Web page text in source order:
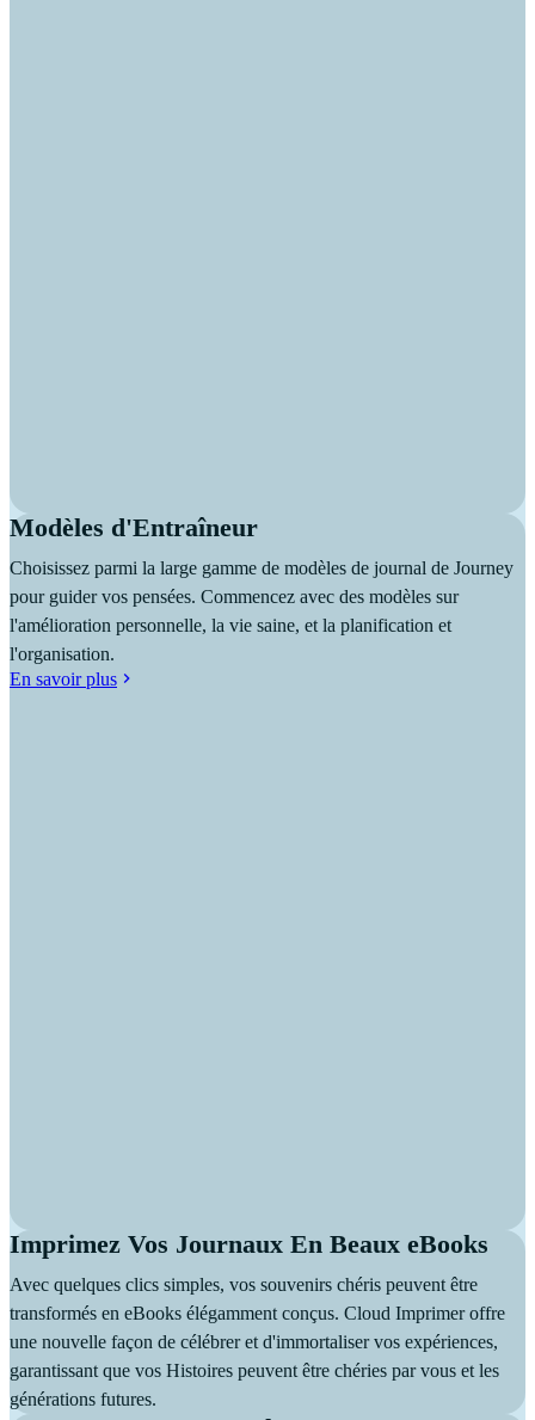
Modèles d'Entraîneur
Choisissez parmi la large gamme de modèles de journal de Journey
pour guider vos pensées. Commencez avec des modèles sur
l'amélioration personnelle, la vie saine, et la planification et
l'organisation.
En savoir plus
Imprimez Vos Journaux En Beaux eBooks
Avec quelques clics simples, vos souvenirs chéris peuvent être
transformés en eBooks élégamment conçus. Cloud Imprimer offre
une nouvelle façon de célébrer et d'immortaliser vos expériences,
garantissant que vos Histoires peuvent être chéries par vous et les
générations futures.